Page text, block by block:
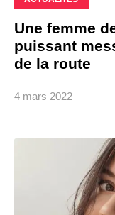
Une femme
puissant
de la route
4 mars 2022